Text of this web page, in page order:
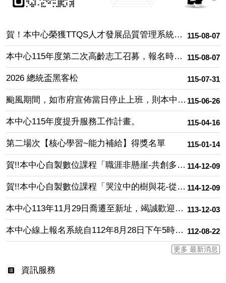
力
中
心
使
命
115-08-07
賀！本中心榮獲TTQS人才發展品質管理系統（訓練機構版）「金牌認證」，展現卓越人才培育與訓練品質。
115-08-07
本中心115年度第二次高齡志工召募，報名時間:即日起至115年9月30日止。
115-07-31
2026 總統盃黑客松
115-06-26
颱風期間，如市府宣佈當日停止上班，則本中心該日研習班次全部停課；如照常上班（停止上課），則研習亦照常舉行。
115-04-16
本中心115年度提升服務工作計畫。
115-01-14
第二場次【核心學習~能力補給】得獎名單
114-12-09
賀!!本中心自製數位課程「職涯非懸崖-共創多元、公平、共融的友善職場」參加2025年國際數位學習協會(IELA)獲得「線上學習體驗」銅牌獎肯定！
114-12-09
賀!!本中心自製數位課程「哭泣中的樹與花-從日常中聽見伴侶心底話」榮獲2025年美國Ｂrandon Hall Group Awards「多元、公平與共融類」銀牌獎。
113-12-03
本中心113年11月29日喬遷至新址，竭誠歡迎來中心參訓參觀。
112-08-22
本中心線上報名系統自112年8月28日下午5時起將正式導入介接人事服務網(以下簡稱iKPD)單一簽入系統進行環境測試及使用，爾後本中心各班期課程，請由iKPD登入報名。
更多 最新消息
資訊服務